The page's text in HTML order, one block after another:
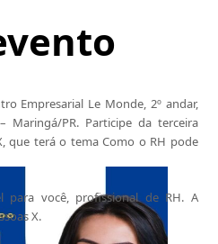
Empresarial Le Monde, 2º andar,
Maringá/PR. Participe da terceira
que terá o tema Como o RH pode
para você, profissional de RH. A
X.